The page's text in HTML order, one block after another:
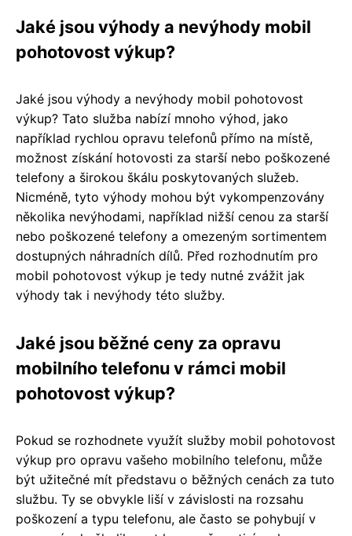
Jaké jsou výhody a nevýhody mobil
pohotovost výkup?
Jaké jsou výhody a nevýhody mobil pohotovost
výkup? Tato služba nabízí mnoho výhod, jako
například rychlou opravu telefonů přímo na místě,
možnost získání hotovosti za starší nebo poškozené
telefony a širokou škálu poskytovaných služeb.
Nicméně, tyto výhody mohou být vykompenzovány
několika nevýhodami, například nižší cenou za starší
nebo poškozené telefony a omezeným sortimentem
dostupných náhradních dílů. Před rozhodnutím pro
mobil pohotovost výkup je tedy nutné zvážit jak
výhody tak i nevýhody této služby.
Jaké jsou běžné ceny za opravu
mobilního telefonu v rámci mobil
pohotovost výkup?
Pokud se rozhodnete využít služby mobil pohotovost
výkup pro opravu vašeho mobilního telefonu, může
být užitečné mít představu o běžných cenách za tuto
službu. Ty se obvykle liší v závislosti na rozsahu
poškození a typu telefonu, ale často se pohybují v